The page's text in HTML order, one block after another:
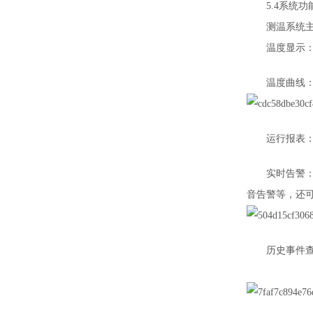
5.4系统功
测温系统主
温度显示：
温度曲线：
运行报表：
实时告警：
音告警等，还
历史事件查